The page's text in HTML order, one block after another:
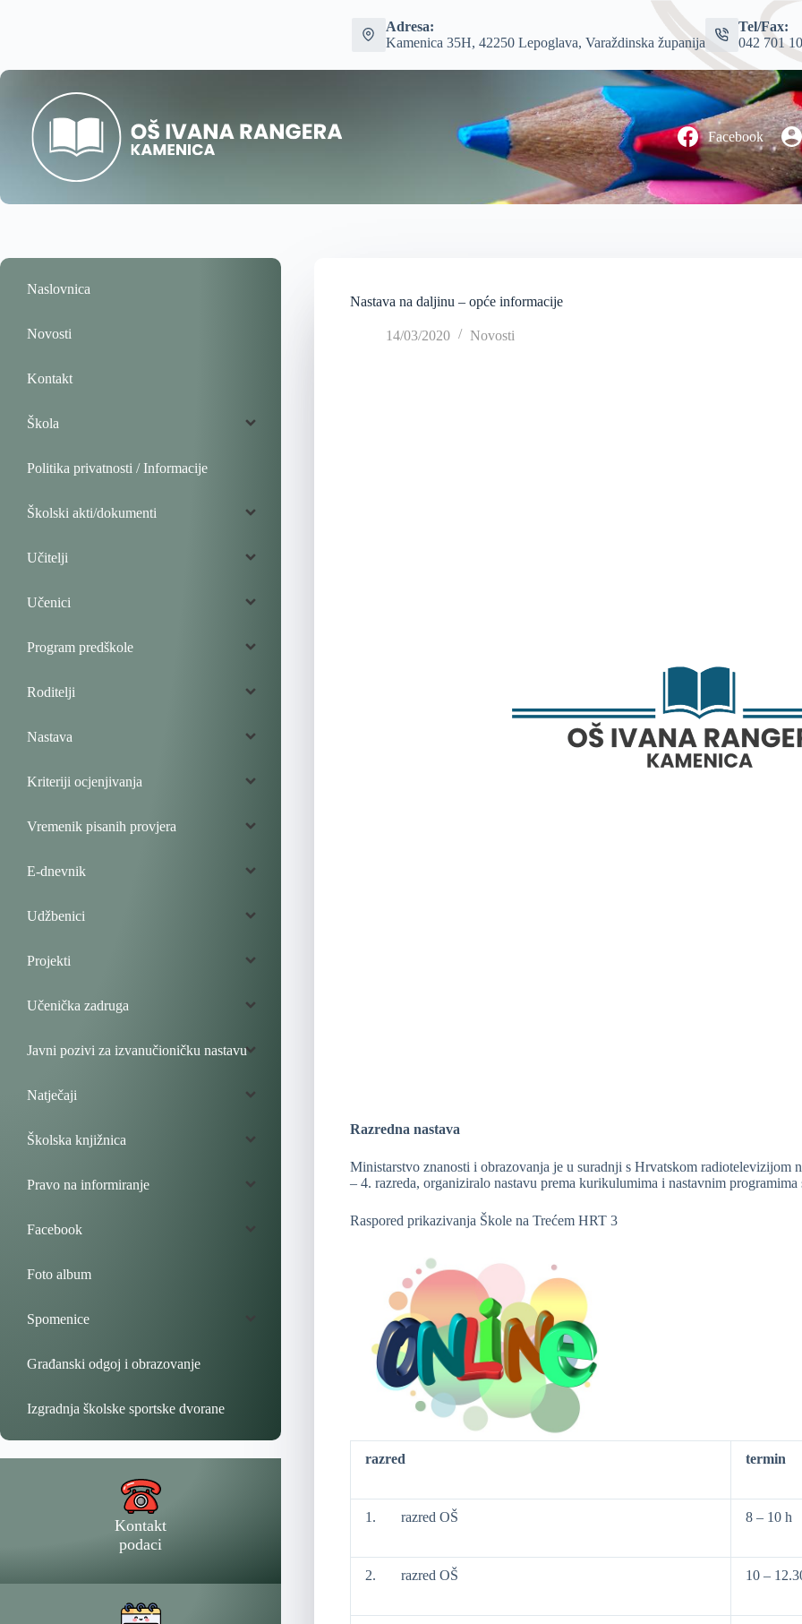
Adresa:
Kamenica 35H, 42250 Lepoglava, Varaždinska županija
Tel/Fax:
042 701
Facebook
Nastava na daljinu – opće informacije
14/03/2020 Novosti
Razredna nastava
Ministarstvo znanosti i obrazovanja je u suradnji s Hrvatskom radiotelevizijom
– 4. razreda, organiziralo nastavu prema kurikulumima i nastavnim
Raspored prikazivanja Škole na Trećem HRT 3
razred termin
1. razred OŠ 8 – 10 h
2. razred OŠ 10 –
Naslovnica
Novosti
Kontakt
Škola
Politika privatnosti / Informacije
Školski akti/dokumenti
Učitelji
Učenici
Program predškole
Roditelji
Nastava
Kriteriji ocjenjivanja
Vremenik pisanih provjera
E-dnevnik
Udžbenici
Projekti
Učenička zadruga
Javni pozivi za izvanučioničku nastavu
Natječaji
Školska knjižnica
Pravo na informiranje
Facebook
Foto album
Spomenice
Građanski odgoj i obrazovanje
Izgradnja školske sportske dvorane
Kontakt
podaci